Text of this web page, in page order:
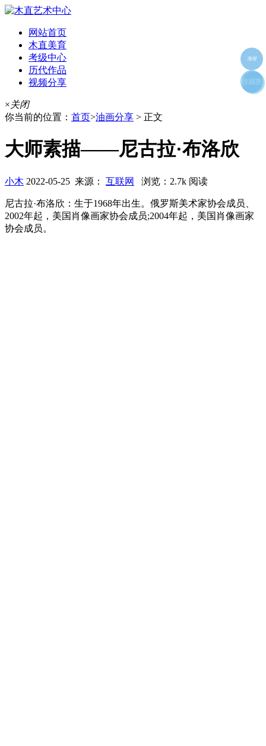
网站首页
木直美育
考级中心
历代作品
视频分享
×关闭
你当前的位置： 首页>油画分享 > 正文
大师素描——尼古拉·布洛欣
小木 2022-05-25 来源： 互联网 浏览：2.7k 阅读
尼古拉·布洛欣：生于1968年出生。俄罗斯美术家协会成员、
2002年起，美国肖像画家协会成员;2004年起，美国肖像画家
协会成员。
海报
好友
朋友圈
收藏夹